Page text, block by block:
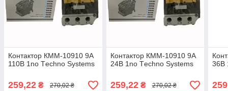
Контактор КММ-10910 9А
110В 1no Тechno Systems
259,22 ₴ 270,02 ₴
Контактор КММ-10910 9А
24В 1no Тechno Systems
259,22₴ 270,02 ₴
36В